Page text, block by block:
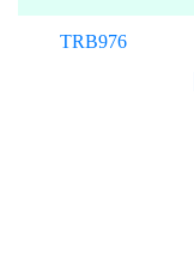
TRB976